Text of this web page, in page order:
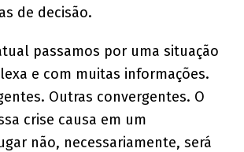
de decisão.
passamos por uma situação
e com muitas informações.
Outras convergentes. O
crise causa em um
não, necessariamente, será